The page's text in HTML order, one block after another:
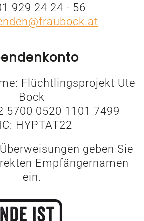
929 24 24 - 56
Flüchtlingsprojekt Ute
Bock
5700 0520 1101 7499
HYPTAT22
geben Sie
Empfängernamen
ein.